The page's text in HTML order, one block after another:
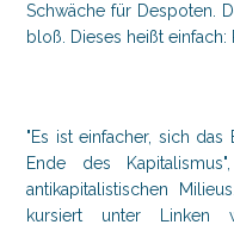
Schwäche für Despoten.
bloß. Dieses heißt einfach:
"Es ist einfacher, sich
Ende des
antikapitalistischen
kursiert unter Linken